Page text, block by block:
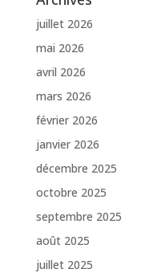
juillet 2026
mai 2026
avril 2026
mars 2026
février 2026
janvier 2026
décembre 2025
octobre 2025
septembre 2025
août 2025
juillet 2025